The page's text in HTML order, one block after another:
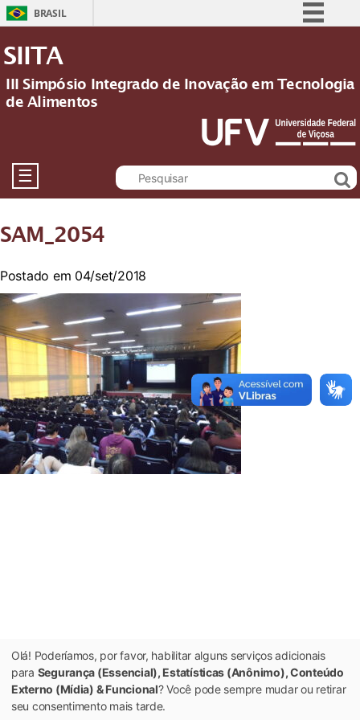
BRASIL
Participe
Acesso à informação
Legislação
Canais
SIITA
III Simpósio Integrado de Inovação em Tecnologia
de Alimentos
☰
SAM_2054
Postado em 04/set/2018
Olá! Poderíamos, por favor, habilitar alguns serviços adicionais
para Segurança (Essencial), Estatísticas (Anônimo), Conteúdo
Externo (Mídia) & Funcional? Você pode sempre mudar ou retirar
seu consentimento mais tarde.